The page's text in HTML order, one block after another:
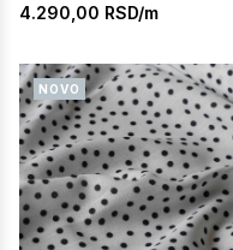
4.290,00 RSD/m
NOVO